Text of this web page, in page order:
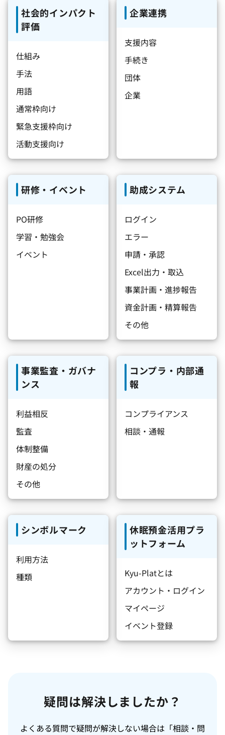
社会的インパクト
評価
仕組み
手法
用語
通常枠向け
緊急支援枠向け
活動支援向け
企業連携
支援内容
手続き
団体
企業
研修・イベント
PO研修
学習・勉強会
イベント
助成システム
ログイン
エラー
申請・承認
Excel出力・取込
事業計画・進捗報告
資金計画・精算報告
その他
事業監査・ガバナ
ンス
利益相反
監査
体制整備
財産の処分
その他
コンプラ・内部通
報
コンプライアンス
相談・通報
シンボルマーク
利用方法
種類
休眠預金活用プラ
ットフォーム
Kyu-Platとは
アカウント・ログイン
マイページ
イベント登録
疑問は解決しましたか？
よくある質問で疑問が解決しない場合は「相談・問